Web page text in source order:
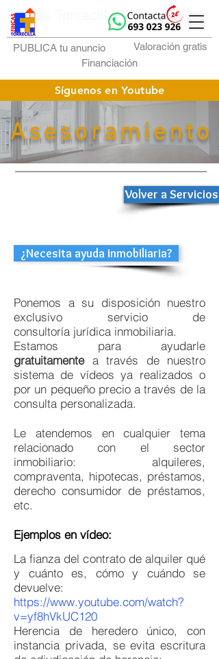
Fincas Torrecilla
PUBLICA tu anuncio
Valoración gratis
Financiación
Síguenos en Youtube
Asesoramiento
Volver a Servicios
¿Necesita ayuda inmobiliaria?
Ponemos a su disposición nuestro
exclusivo servicio de
consultoría jurídica inmobiliaria.
Estamos para ayudarle
gratuitamentea través de nuestro
sistema de vídeos ya realizados o
por un pequeño precio a través de la
consulta personalizada.
Le atendemos en cualquier tema
relacionado con el sector
inmobiliario: alquileres,
compraventa, hipotecas, préstamos,
derecho consumidor de préstamos,
etc.
Ejemplos en vídeo:
La fianza del contrato de alquiler qué
y cuánto es, cómo y cuándo se
devuelve:
https://www.youtube.com/watch?
v=yf8hVkUC120
Herencia de heredero único, con
instancia privada, se evita escritura